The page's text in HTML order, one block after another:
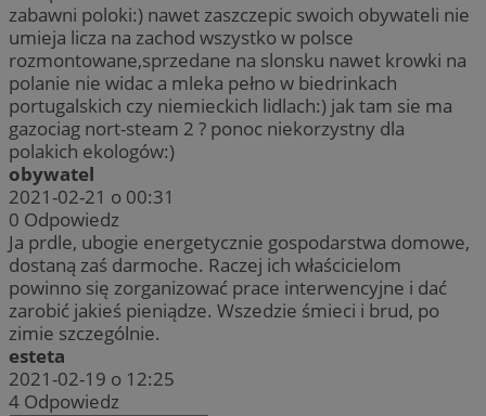
zabawni poloki:) nawet zaszczepic swoich obywateli nie
umieja licza na zachod wszystko w polsce
rozmontowane,sprzedane na slonsku nawet krowki na
polanie nie widac a mleka pełno w biedrinkach
portugalskich czy niemieckich lidlach:) jak tam sie ma
gazociag nort-steam 2 ? ponoc niekorzystny dla
polakich ekologów:)
obywatel
2021-02-21 o 00:31
0 Odpowiedz
Ja prdle, ubogie energetycznie gospodarstwa domowe,
dostaną zaś darmoche. Raczej ich właścicielom
powinno się zorganizować prace interwencyjne i dać
zarobić jakieś pieniądze. Wszedzie śmieci i brud, po
zimie szczególnie.
esteta
2021-02-19 o 12:25
4 Odpowiedz